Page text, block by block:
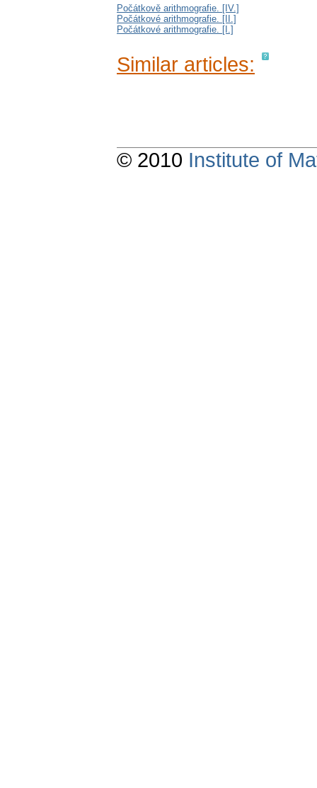
Počátkově arithmografie. [IV.]
Počátkové arithmografie. [II.]
Počátkové arithmografie. [I.]
Similar articles:
© 2010 Institute of